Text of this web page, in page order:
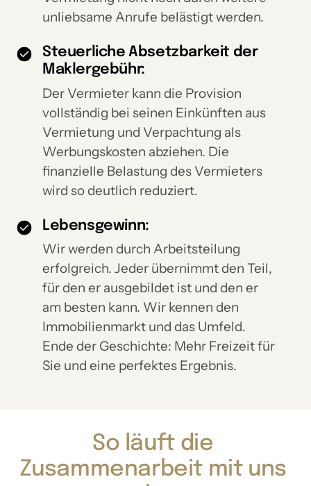
unliebsame Anrufe belästigt werden.
Steuerliche Absetzbarkeit der
Maklergebühr:
Der Vermieter kann die Provision
vollständig bei seinen Einkünften aus
Vermietung und Verpachtung als
Werbungskosten abziehen. Die
finanzielle Belastung des Vermieters
wird so deutlich reduziert.
Lebensgewinn:
Wir werden durch Arbeitsteilung
erfolgreich. Jeder übernimmt den Teil,
für den er ausgebildet ist und den er
am besten kann. Wir kennen den
Immobilienmarkt und das Umfeld.
Ende der Geschichte: Mehr Freizeit für
Sie und eine perfektes Ergebnis.
So läuft
Zusammenarbeit mit